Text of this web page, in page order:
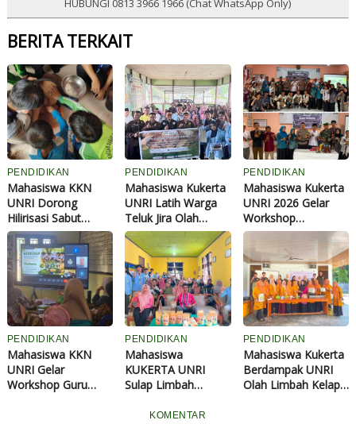
HUBUNGI 0813 3966 1966 (Chat WhatsApp Only)
BERITA TERKAIT
PENDIDIKAN
Mahasiswa KKN
UNRI Dorong
Hilirisasi Sabut
Kelapa Lewat
Inovasi Cocopeat di
Kelurahan Kempas
Jaya
PENDIDIKAN
Mahasiswa Kukerta
UNRI Latih Warga
Teluk Jira Olah
Sabut Kelapa
Menjadi Cocopeat
Bernilai Ekonomi
PENDIDIKAN
Mahasiswa Kukerta
UNRI 2026 Gelar
Workshop
Ketahanan Pangan
Mandiri, Kenalkan
Budidaya Azolla dan
POC Sabut Kelapa di
Tembilahan Hulu
PENDIDIKAN
Mahasiswa KKN
UNRI Gelar
Workshop Guru
PENDIDIKAN
Mahasiswa
KUKERTA UNRI
Sulap Limbah
Jadi Air Fresh Bag
PENDIDIKAN
Mahasiswa Kukerta
Berdampak UNRI
Olah Limbah Kelapa
KOMENTAR